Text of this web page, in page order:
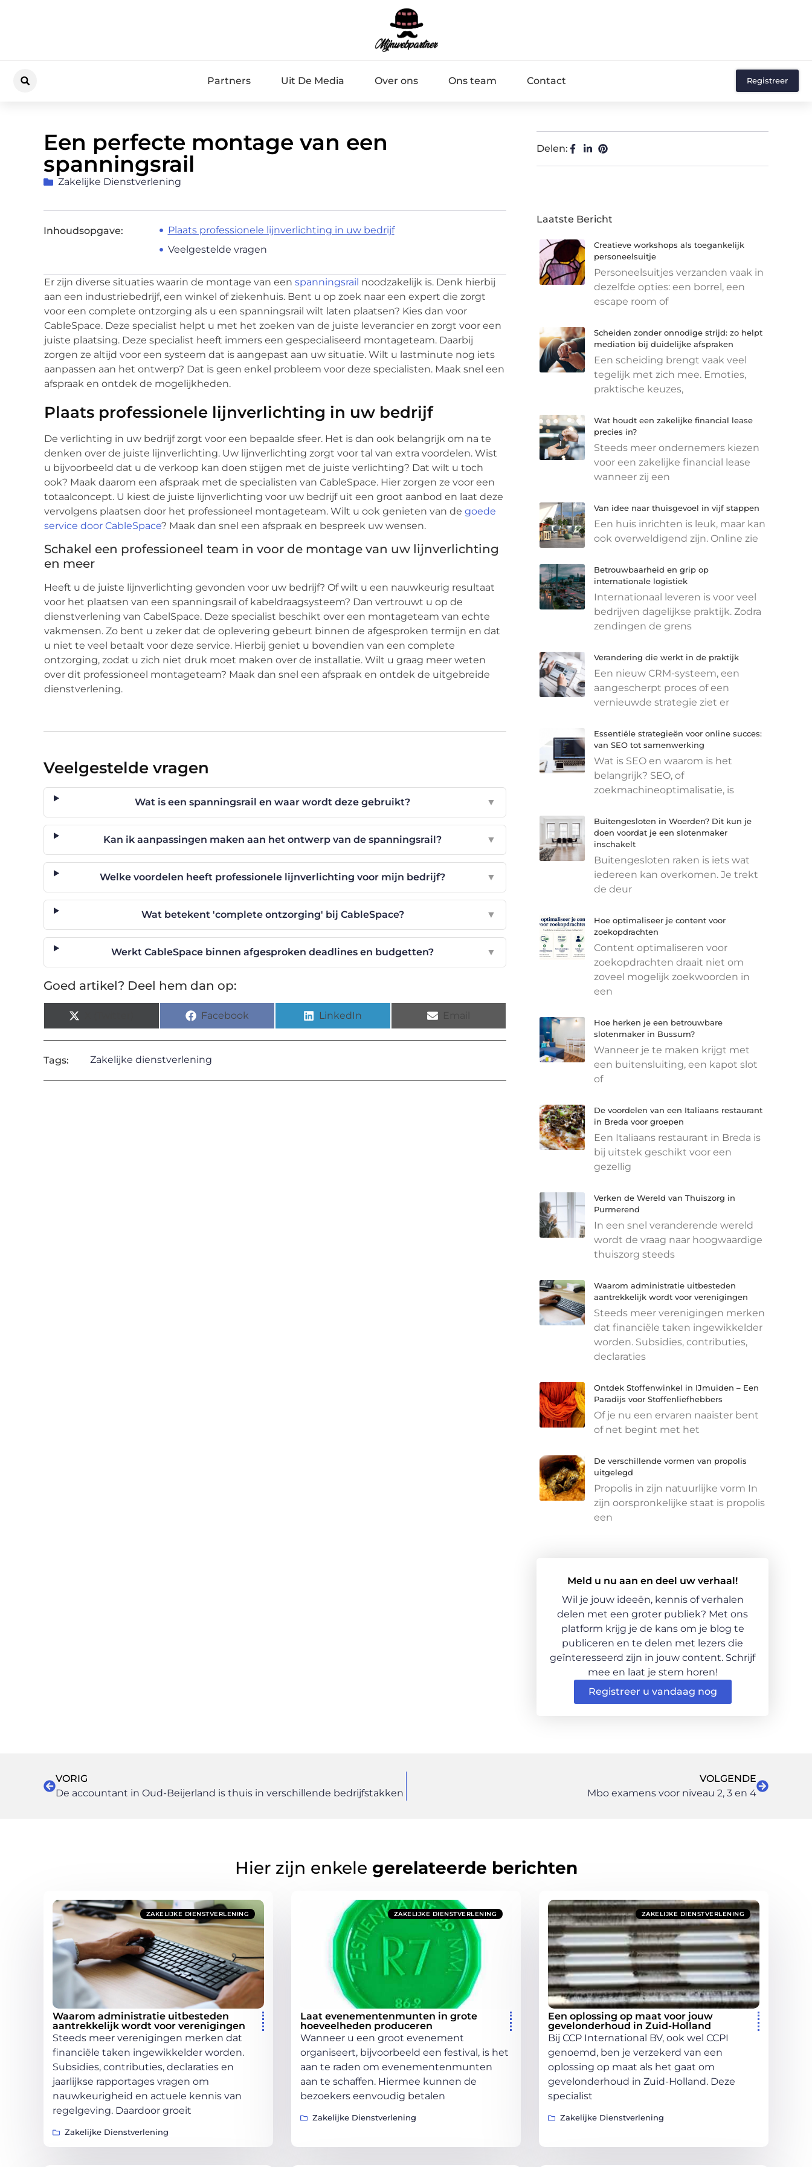
Partners Uit De Media Over ons Ons team Contact Registreer
Een perfecte montage van een
spanningsrail
Zakelijke Dienstverlening
Inhoudsopgave:
Plaats professionele lijnverlichting in uw bedrijf
Veelgestelde vragen
Er zijn diverse situaties waarin de montage van een spanningsrail noodzakelijk is. Denk hierbij
aan een industriebedrijf, een winkel of ziekenhuis. Bent u op zoek naar een expert die zorgt
voor een complete ontzorging als u een spanningsrail wilt laten plaatsen? Kies dan voor
CableSpace. Deze specialist helpt u met het zoeken van de juiste leverancier en zorgt voor een
juiste plaatsing. Deze specialist heeft immers een gespecialiseerd montageteam. Daarbij
zorgen ze altijd voor een systeem dat is aangepast aan uw situatie. Wilt u lastminute nog iets
aanpassen aan het ontwerp? Dat is geen enkel probleem voor deze specialisten. Maak snel een
afspraak en ontdek de mogelijkheden.
Plaats professionele lijnverlichting in uw bedrijf
De verlichting in uw bedrijf zorgt voor een bepaalde sfeer. Het is dan ook belangrijk om na te
denken over de juiste lijnverlichting. Uw lijnverlichting zorgt voor tal van extra voordelen. Wist
u bijvoorbeeld dat u de verkoop kan doen stijgen met de juiste verlichting? Dat wilt u toch
ook? Maak daarom een afspraak met de specialisten van CableSpace. Hier zorgen ze voor een
totaalconcept. U kiest de juiste lijnverlichting voor uw bedrijf uit een groot aanbod en laat deze
vervolgens plaatsen door het professioneel montageteam. Wilt u ook genieten van de goede
service door CableSpace? Maak dan snel een afspraak en bespreek uw wensen.
Schakel een professioneel team in voor de montage van uw lijnverlichting
en meer
Heeft u de juiste lijnverlichting gevonden voor uw bedrijf? Of wilt u een nauwkeurig resultaat
voor het plaatsen van een spanningsrail of kabeldraagsysteem? Dan vertrouwt u op de
dienstverlening van CabelSpace. Deze specialist beschikt over een montageteam van echte
vakmensen. Zo bent u zeker dat de oplevering gebeurt binnen de afgesproken termijn en dat
u niet te veel betaalt voor deze service. Hierbij geniet u bovendien van een complete
ontzorging, zodat u zich niet druk moet maken over de installatie. Wilt u graag meer weten
over dit professioneel montageteam? Maak dan snel een afspraak en ontdek de uitgebreide
dienstverlening.
Veelgestelde vragen
Wat is een spanningsrail en waar wordt deze gebruikt? ▼
Kan ik aanpassingen maken aan het ontwerp van de spanningsrail? ▼
Welke voordelen heeft professionele lijnverlichting voor mijn bedrijf? ▼
Wat betekent 'complete ontzorging' bij CableSpace? ▼
Werkt CableSpace binnen afgesproken deadlines en budgetten? ▼
Goed artikel? Deel hem dan op:
Facebook LinkedIn
Tags: Zakelijke dienstverlening
Delen:
Laatste Bericht
Creatieve workshops als toegankelijk
personeelsuitje
Personeelsuitjes verzanden vaak in
dezelfde opties: een borrel, een
escape room of
Scheiden zonder onnodige strijd: zo helpt
mediation bij duidelijke afspraken
Een scheiding brengt vaak veel
tegelijk met zich mee. Emoties,
praktische keuzes,
Wat houdt een zakelijke financial lease
precies in?
Steeds meer ondernemers kiezen
voor een zakelijke financial lease
wanneer zij een
Van idee naar thuisgevoel in vijf stappen
Een huis inrichten is leuk, maar kan
ook overweldigend zijn. Online zie
Betrouwbaarheid en grip op
internationale logistiek
Internationaal leveren is voor veel
bedrijven dagelijkse praktijk. Zodra
zendingen de grens
Verandering die werkt in de praktijk
Een nieuw CRM-systeem, een
aangescherpt proces of een
vernieuwde strategie ziet er
Essentiële strategieën voor online succes:
van SEO tot samenwerking
Wat is SEO en waarom is het
belangrijk? SEO, of
zoekmachineoptimalisatie, is
Buitengesloten in Woerden? Dit kun je
doen voordat je een slotenmaker
inschakelt
Buitengesloten raken is iets wat
iedereen kan overkomen. Je trekt
de deur
Hoe optimaliseer je content voor
zoekopdrachten
Content optimaliseren voor
zoekopdrachten draait niet om
zoveel mogelijk zoekwoorden in
een
Hoe herken je een betrouwbare
slotenmaker in Bussum?
Wanneer je te maken krijgt met
een buitensluiting, een kapot slot
of
De voordelen van een Italiaans restaurant
in Breda voor groepen
Een Italiaans restaurant in Breda is
bij uitstek geschikt voor een
gezellig
Verken de Wereld van Thuiszorg in
Purmerend
In een snel veranderende wereld
wordt de vraag naar hoogwaardige
thuiszorg steeds
Waarom administratie uitbesteden
aantrekkelijk wordt voor verenigingen
Steeds meer verenigingen merken
dat financiële taken ingewikkelder
worden. Subsidies, contributies,
declaraties
Ontdek Stoffenwinkel in IJmuiden – Een
Paradijs voor Stoffenliefhebbers
Of je nu een ervaren naaister bent
of net begint met het
De verschillende vormen van propolis
uitgelegd
Propolis in zijn natuurlijke vorm In
zijn oorspronkelijke staat is propolis
een
Meld u nu aan en deel uw verhaal!
Wil je jouw ideeën, kennis of verhalen
delen met een groter publiek? Met ons
platform krijg je de kans om je blog te
publiceren en te delen met lezers die
geïnteresseerd zijn in jouw content. Schrijf
mee en laat je stem horen!
Registreer u vandaag nog
VORIG
De accountant in Oud-Beijerland is thuis in verschillende bedrijfstakken
VOLGENDE
Mbo examens voor niveau 2, 3 en 4
Hier zijn enkele gerelateerde berichten
ZAKELIJKE DIENSTVERLENING
Waarom administratie uitbesteden
aantrekkelijk wordt voor verenigingen
Steeds meer verenigingen merken dat
financiële taken ingewikkelder worden.
Subsidies, contributies, declaraties en
jaarlijkse rapportages vragen om
nauwkeurigheid en actuele kennis van
regelgeving. Daardoor groeit
Zakelijke Dienstverlening
ZAKELIJKE DIENSTVERLENING
Laat evenementenmunten in grote
hoeveelheden produceren
Wanneer u een groot evenement
organiseert, bijvoorbeeld een festival, is het
aan te raden om evenementenmunten
aan te schaffen. Hiermee kunnen de
bezoekers eenvoudig betalen
Zakelijke Dienstverlening
ZAKELIJKE DIENSTVERLENING
Een oplossing op maat voor jouw
gevelonderhoud in Zuid-Holland
Bij CCP International BV, ook wel CCPI
genoemd, ben je verzekerd van een
oplossing op maat als het gaat om
gevelonderhoud in Zuid-Holland. Deze
specialist
Zakelijke Dienstverlening